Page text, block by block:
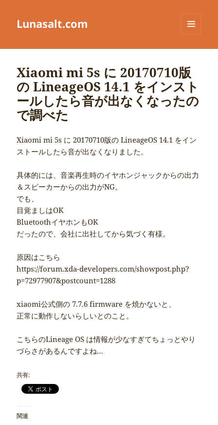
Lunasalt.com
ーとウ
ット
Xiaomi mi 5s に 20170710版
の LineageOS 14.1 をインスト
ールしたら音が出なくなったの
で調べた
Xiaomi mi 5s に 20170710版の LineageOS 14.1 をイン
ストールしたら音が出なくなりました。
具体的には、音楽再生時のイヤホンジャックからの出力
＆スピーカーからの出力がNG。
でも、
目覚ましはOK
BluetoothイヤホンもOK
だったので、会社に出社してから気づく有様。
原因はこちら
https://forum.xda-developers.com/showpost.php?
p=72977907&postcount=1288
xiaomi公式側の 7.7.6 firmware を焼かないと、
正常に動作しないらしいとのこと。
こちらのLineage OS は情報が少なすぎてちょっとやり
づらさがあるんですよね…
共有:
関連